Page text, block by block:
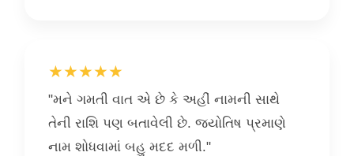
★★★★★
"મને ગમતી વાત એ છે કે અહીં નામની સાથે
તેની રાશિ પણ બતાવેલી છે. જ્યોતિષ પ્રમાણે
નામ શોધવામાં બહુ મદદ મળી."